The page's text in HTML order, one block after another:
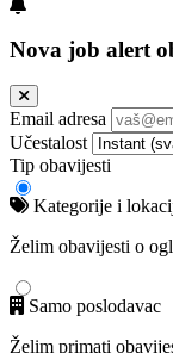
Nova job alert
Email adresa
Učestalost
Tip obavijesti
Kategorije i
Želim obavijesti o
Samo poslodavac
Želim primati